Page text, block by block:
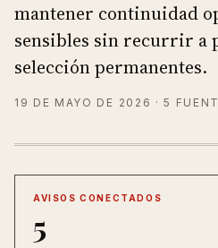
mantener continuidad
sensibles sin recurrir a
selección permanentes.
19 DE MAYO DE 2026 · 5
AVISOS CONECTADOS
5